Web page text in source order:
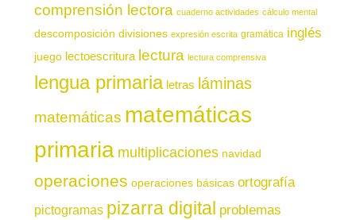
comprensión lectora cuaderno actividades cálculo mental
descomposición divisiones expresión escrita gramática inglés
juego lectoescritura lectura lectura comprensiva
lengua primaria letras láminas
matemáticas matemáticas
primaria multiplicaciones navidad
operaciones operaciones básicas ortografía
pictogramas pizarra digital problemas